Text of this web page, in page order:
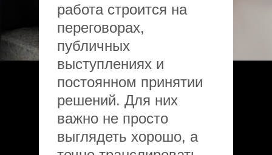
работа строится на
переговорах,
публичных
выступлениях и
постоянном принятии
решений. Для них
важно не просто
выглядеть хорошо, а